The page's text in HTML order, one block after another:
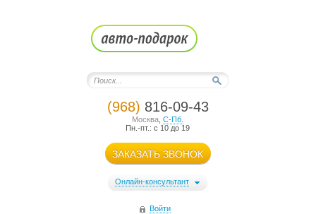
(968) 816-09-43
Москва ,С-Пб.
Пн.-пт.: с 10 до 19
ЗАКАЗАТЬ ЗВОНОК
Онлайн-консультант
Войти